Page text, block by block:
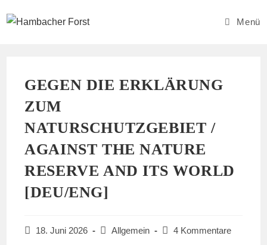
Inhalt
Menü
GEGEN DIE ERKLÄRUNG
ZUM
NATURSCHUTZGEBIET /
AGAINST THE NATURE
RESERVE AND ITS WORLD
[DEU/ENG]
Beitrag
18. Juni 2026
Beitrags-
Allgemein
Beitrags-
4 Kommentare